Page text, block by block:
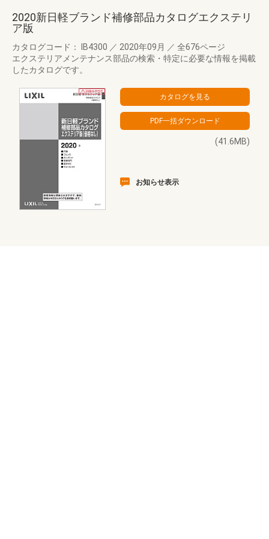
2020新日軽ブランド補修部品カタログエクステリ
ア版
カタログコード： IB4300 ／ 2020年09月 ／ 全676ページ
エクステリアメンテナンス部品の検索・特定に必要な情報を掲載
したカタログです。
(41.6MB)
お知らせ表示